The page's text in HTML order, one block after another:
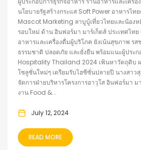
นโยบายรัฐสร้างกระแส Soft Power อาหารไท
Mascot Marketing ลาบูบู้เที่ยวไทยและน้องห
รอบใหม่ ด้าน อินฟอร์มา มาร์เก็ตส์ ประเทศไท
อาหารและเครื่องดื่มผู้บริโภค ยังเน้นสุขภาพ ร
ธรรมชาติ ปลอดภัย และยั่งยืน พร้อมแนะผู้ประ
Hospitality Thailand 2024 เฟ้นหาวัตถุดิบ
โซลูชั่นใหม่ๆ เตรียมรับไฮซีซั่นปลายปี นางสาว
จัดการฝ่ายบริหารโครงการอาวุโส อินฟอร์มา ม
งาน Food &...
July 12, 2024
READ MORE